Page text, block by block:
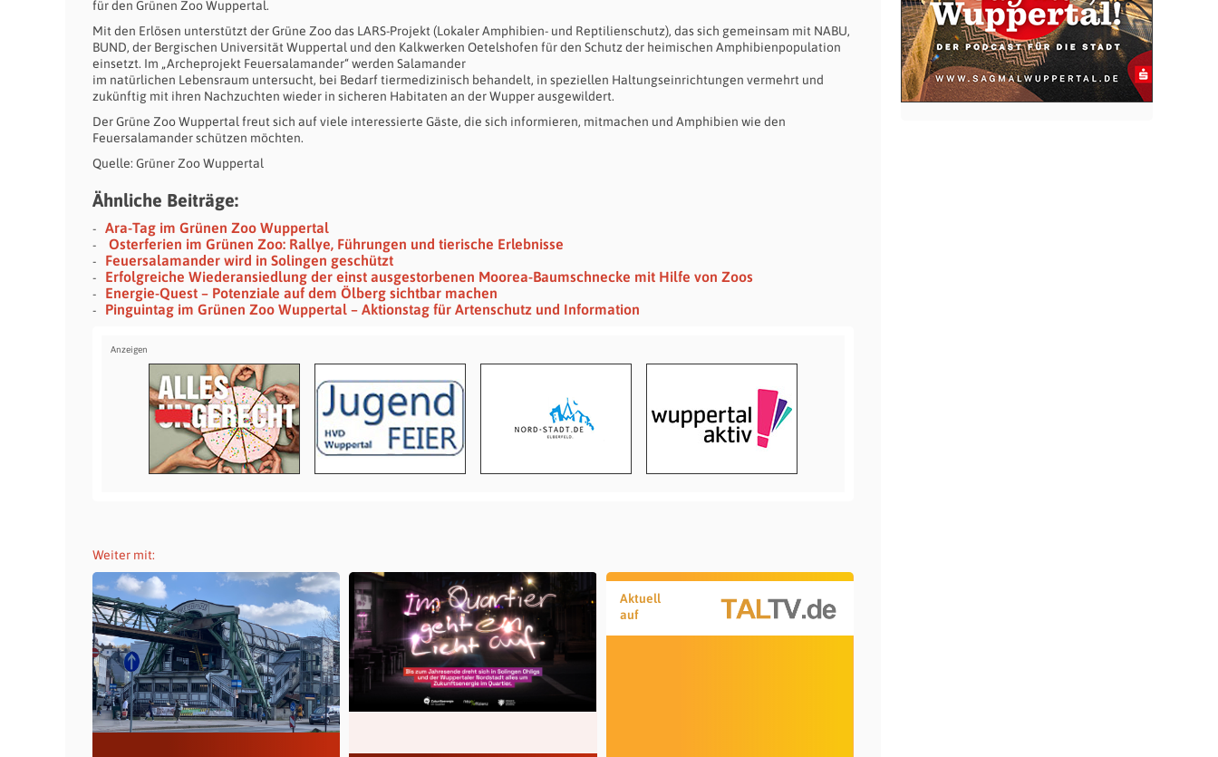
für den Grünen Zoo Wuppertal.
Mit den Erlösen unterstützt der Grüne Zoo das LARS-Projekt (Lokaler Amphibien- und Reptilienschutz), das sich gemeinsam mit NABU,
BUND, der Bergischen Universität Wuppertal und den Kalkwerken Oetelshofen für den Schutz der heimischen Amphibienpopulation
einsetzt. Im „Archeprojekt Feuersalamander“ werden Salamander
im natürlichen Lebensraum untersucht, bei Bedarf tiermedizinisch behandelt, in speziellen Haltungseinrichtungen vermehrt und
zukünftig mit ihren Nachzuchten wieder in sicheren Habitaten an der Wupper ausgewildert.
Der Grüne Zoo Wuppertal freut sich auf viele interessierte Gäste, die sich informieren, mitmachen und Amphibien wie den
Feuersalamander schützen möchten.
Quelle: Grüner Zoo Wuppertal
Ähnliche Beiträge:
Ara-Tag im Grünen Zoo Wuppertal
Osterferien im Grünen Zoo: Rallye, Führungen und tierische Erlebnisse
Feuersalamander wird in Solingen geschützt
Erfolgreiche Wiederansiedlung der einst ausgestorbenen Moorea-Baumschnecke mit Hilfe von Zoos
Energie-Quest – Potenziale auf dem Ölberg sichtbar machen
Pinguintag im Grünen Zoo Wuppertal – Aktionstag für Artenschutz und Information
Weiter mit:
Aktuell
auf